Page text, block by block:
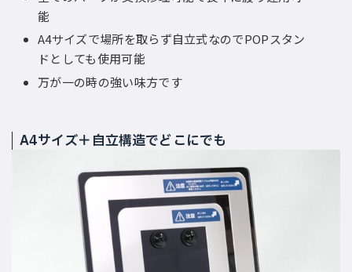
能
A4サイズで場所を取らず自立式なのでPOPスタン
ドとしても使用可能
万が一の時の強い味方です
A4サイズ＋自立構造でどこにでも